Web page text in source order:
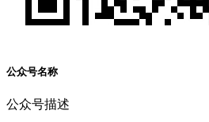
公众号名称
公众号描述